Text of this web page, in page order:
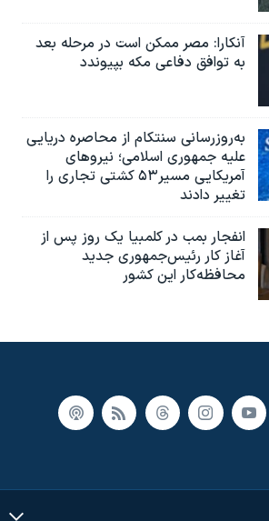
آنکارا: مصر ممکن است در مرحله بعد
به توافق دفاعی مکه بپیوندد
به‌روزرسانی سنتکام از محاصره دریایی
علیه جمهوری اسلامی؛ نیروهای
آمریکایی مسیر۵۳ کشتی تجاری را
تغییر دادند
انفجار بمب‌‌ در کلمبیا یک روز پس از
آغاز کار رئیس‌جمهوری جدید
محافظه‌کار این کشور